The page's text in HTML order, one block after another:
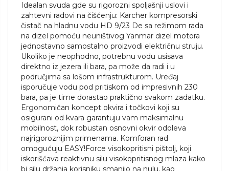
Idealan svuda gde su rigorozni spoljašnji uslovi i
zahtevni radovi na čišćenju: Karcher kompresorski
čistač na hladnu vodu HD 9/23 De sa režimom rada
na dizel pomoću neuništivog Yanmar dizel motora
jednostavno samostalno proizvodi električnu struju.
Ukoliko je neophodno, potrebnu vodu usisava
direktno iz jezera ili bara, pa može da radi i u
područjima sa lošom infrastrukturom. Uređaj
isporučuje vodu pod pritiskom od impresivnih 230
bara, pa je time dorastao praktično svakom zadatku.
Ergonomičan koncept okvira i točkovi koji su
osigurani od kvara garantuju vam maksimalnu
mobilnost, dok robustan osnovni okvir odoleva
najrigoroznijim primenama. Komforan rad
omogućuju EASY!Force visokopritisni pištolj, koji
iskorišćava reaktivnu silu visokopritisnog mlaza kako